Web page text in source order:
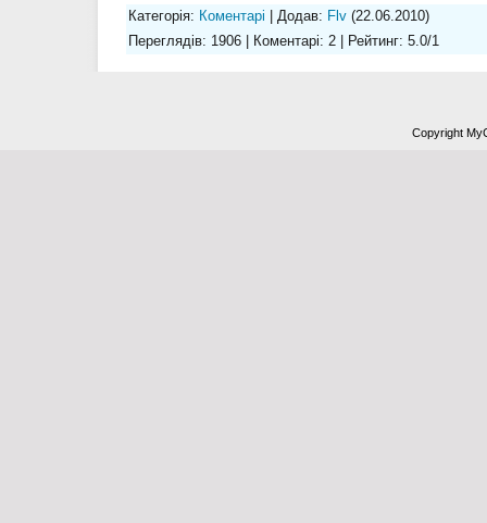
Категорія: Коментарі Додав: Flv (22.06.2010)
Переглядів: 1906 Коментарі: 2 Рейтинг: 5.0/1
Copyright